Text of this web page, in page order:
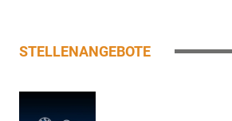
STELLENANGEBOTE